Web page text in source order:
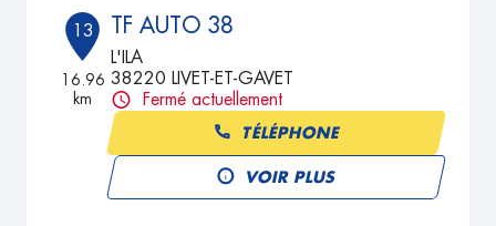
13
16.96
km
TF AUTO 38
L'ILA
38220 LIVET-ET-GAVET
Fermé actuellement
TÉLÉPHONE
VOIR PLUS